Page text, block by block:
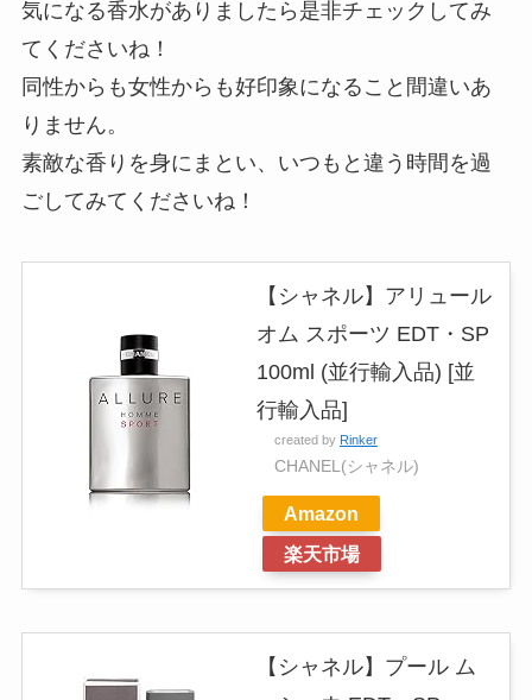
気になる香水がありましたら是非チェックしてみ
てくださいね！
同性からも女性からも好印象になること間違いあ
りません。
素敵な香りを身にまとい、いつもと違う時間を過
ごしてみてくださいね！
【シャネル】アリュール
オム スポーツ EDT・SP
100ml (並行輸入品) [並
行輸入品]
created by Rinker
CHANEL(シャネル)
Amazon
楽天市場
【シャネル】プール ム